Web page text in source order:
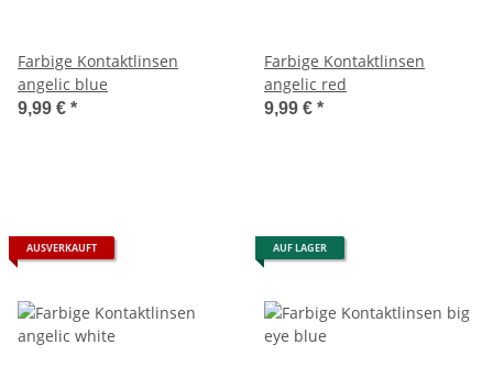
Farbige Kontaktlinsen
angelic blue
9,99 € *
Farbige Kontaktlinsen
angelic red
9,99 € *
AUSVERKAUFT AUF LAGER